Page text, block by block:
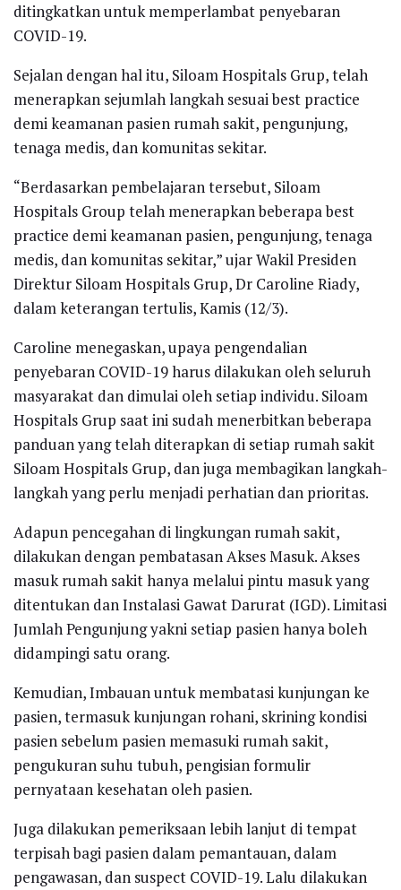
ditingkatkan untuk memperlambat penyebaran
COVID-19.
Sejalan dengan hal itu, Siloam Hospitals Grup, telah
menerapkan sejumlah langkah sesuai best practice
demi keamanan pasien rumah sakit, pengunjung,
tenaga medis, dan komunitas sekitar.
“Berdasarkan pembelajaran tersebut, Siloam
Hospitals Group telah menerapkan beberapa best
practice demi keamanan pasien, pengunjung, tenaga
medis, dan komunitas sekitar,” ujar Wakil Presiden
Direktur Siloam Hospitals Grup, Dr Caroline Riady,
dalam keterangan tertulis, Kamis (12/3).
Caroline menegaskan, upaya pengendalian
penyebaran COVID-19 harus dilakukan oleh seluruh
masyarakat dan dimulai oleh setiap individu. Siloam
Hospitals Grup saat ini sudah menerbitkan beberapa
panduan yang telah diterapkan di setiap rumah sakit
Siloam Hospitals Grup, dan juga membagikan langkah-
langkah yang perlu menjadi perhatian dan prioritas.
Adapun pencegahan di lingkungan rumah sakit,
dilakukan dengan pembatasan Akses Masuk. Akses
masuk rumah sakit hanya melalui pintu masuk yang
ditentukan dan Instalasi Gawat Darurat (IGD). Limitasi
Jumlah Pengunjung yakni setiap pasien hanya boleh
didampingi satu orang.
Kemudian, Imbauan untuk membatasi kunjungan ke
pasien, termasuk kunjungan rohani, skrining kondisi
pasien sebelum pasien memasuki rumah sakit,
pengukuran suhu tubuh, pengisian formulir
pernyataan kesehatan oleh pasien.
Juga dilakukan pemeriksaan lebih lanjut di tempat
terpisah bagi pasien dalam pemantauan, dalam
pengawasan, dan suspect COVID-19. Lalu dilakukan